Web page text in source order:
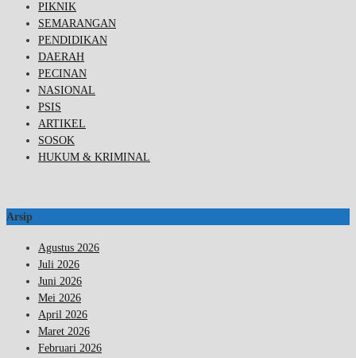
PIKNIK
SEMARANGAN
PENDIDIKAN
DAERAH
PECINAN
NASIONAL
PSIS
ARTIKEL
SOSOK
HUKUM & KRIMINAL
Arsip
Agustus 2026
Juli 2026
Juni 2026
Mei 2026
April 2026
Maret 2026
Februari 2026